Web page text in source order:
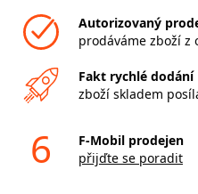
Autorizovaný
prodáváme zboží z
Fakt rychlé dodání
zboží skladem
6
F-Mobil prodejen
přijďte se poradit